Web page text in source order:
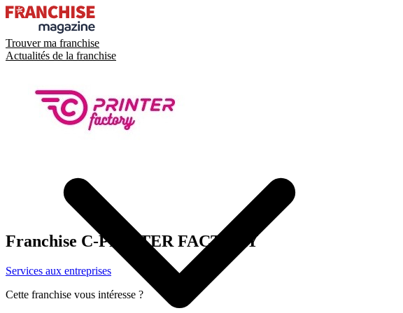
Trouver ma franchise
Actualités de la franchise
Franchise C-PRINTER FACTORY
Services aux entreprises
Cette franchise vous intéresse ?